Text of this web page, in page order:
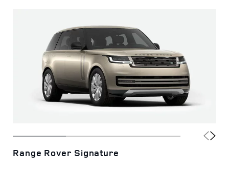
Range Rover Signature